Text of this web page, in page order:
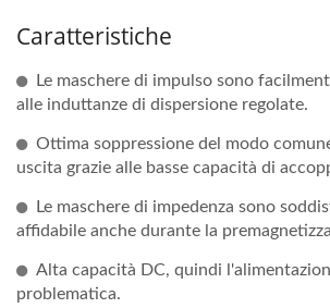
Caratteristiche
Le maschere di impulso sono
alle induttanze di dispersione regolate.
Ottima soppressione del modo
uscita grazie alle basse capacità di
Le maschere di impedenza sono
affidabile anche durante la
Alta capacità DC, quindi
problematica.